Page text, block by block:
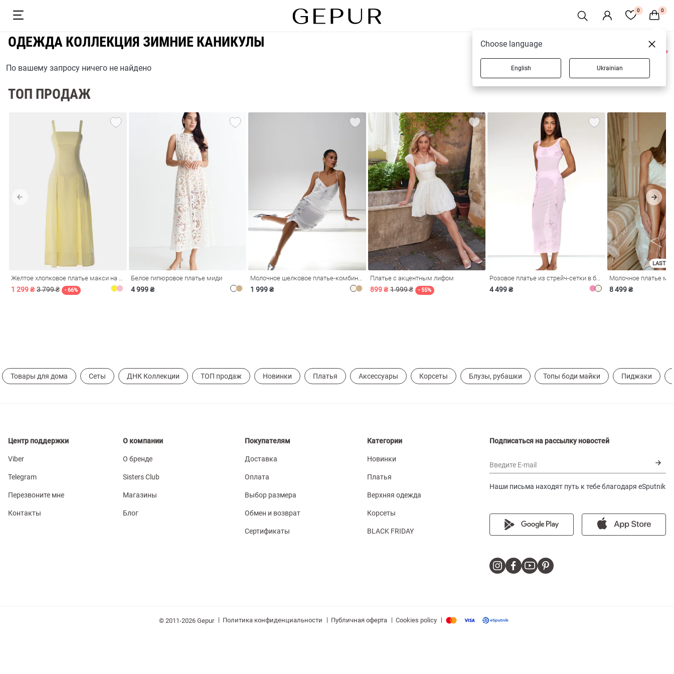
0 0
ОДЕЖДА КОЛЛЕКЦИЯ ЗИМНИЕ КАНИКУЛЫ
0 товаров
По вашему запросу ничего не найдено
ТОП ПРОДАЖ
1 299 ₴ 3 799 ₴ - 66%
Белое гипюровое платье миди
4 999 ₴ 1 999 ₴
Платье с акцентным лифом
899 ₴ 1 999 ₴ - 55% 4 499 ₴
LAST
8 499 ₴
Товары для дома Сеты ДНК Коллекции ТОП продаж Новинки Платья Аксессуары Корсеты Блузы, рубашки Топы боди майки Пиджаки
Центр поддержки
Viber
Telegram
Перезвоните мне
Контакты
О компании
О бренде
Sisters Club
Магазины
Блог
Покупателям
Доставка
Оплата
Выбор размера
Обмен и возврат
Сертификаты
Категории
Новинки
Платья
Верхняя одежда
Корсеты
BLACK FRIDAY
Подписаться на рассылку новостей
Введите E-mail
Наши письма находят путь к тебе благодаря eSputnik
© 2011-2026 Gepur | Политика конфиденциальности | Публичная оферта | Cookies policy |
Choose language
English Ukrainian